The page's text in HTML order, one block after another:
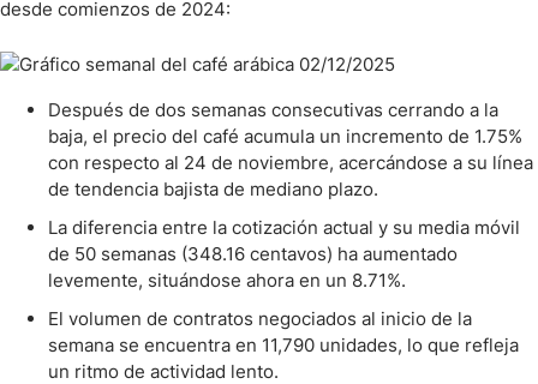
desde comienzos de 2024:
Después de dos semanas consecutivas cerrando a la
baja, el precio del café acumula un incremento de 1.75%
con respecto al 24 de noviembre, acercándose a su línea
de tendencia bajista de mediano plazo.
La diferencia entre la cotización actual y su media móvil
de 50 semanas (348.16 centavos) ha aumentado
levemente, situándose ahora en un 8.71%.
El volumen de contratos negociados al inicio de la
semana se encuentra en 11,790 unidades, lo que refleja
un ritmo de actividad lento.